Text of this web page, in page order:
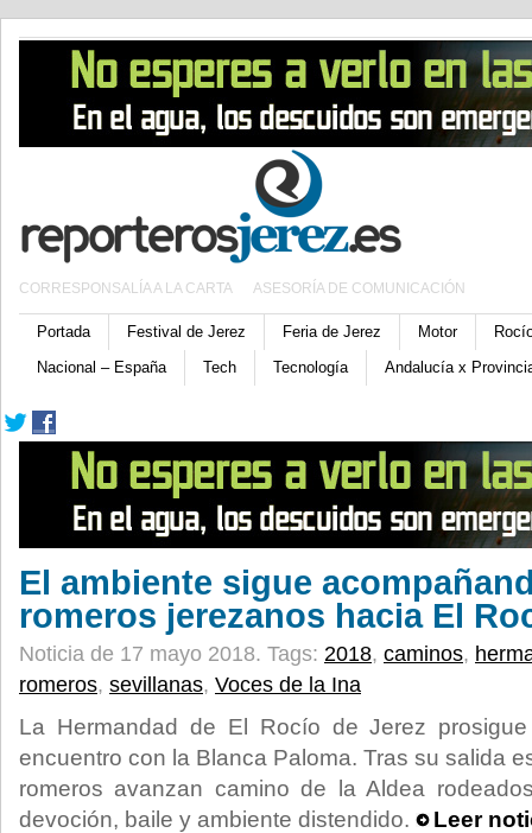
CORRESPONSALÍA A LA CARTA ASESORÍA DE COMUNICACIÓN
Portada Festival de Jerez Feria de Jerez Motor
Nacional – España
Tech Tecnología Andalucía x
El ambiente sigue
romeros jerezanos hacia El
Noticia de 17 mayo 2018. Tags: 2018, caminos,
romeros, sevillanas, Voces de la Ina
La Hermandad de El Rocío de Jerez
encuentro con la Blanca Paloma. Tras su salida
romeros avanzan camino de la Aldea
devoción, baile y ambiente distendido.
Leer